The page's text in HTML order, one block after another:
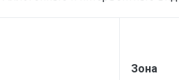
Зона